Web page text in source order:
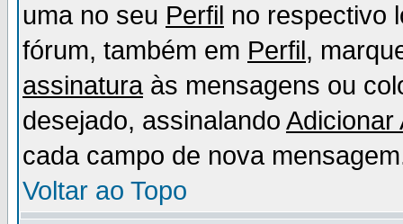
uma no seu Perfil no respectivo
fórum, também em Perfil,
assinaturaàs mensagens ou
desejado, assinalando Adicionar
cada campo de nova
Voltar ao Topo